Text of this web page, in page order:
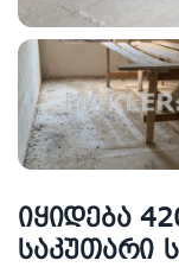
იყიდება
საკუთარი